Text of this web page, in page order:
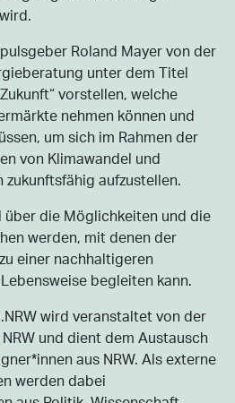
Roland Mayer von der
unter dem Titel
vorstellen, welche
nehmen können und
um sich im Rahmen der
von Klimawandel und
zukunftsfähig aufzustellen.
über die Möglichkeiten und die
werden, mit denen der
einer nachhaltigeren
begleiten kann.
wird veranstaltet von der
und dient dem Austausch
aus NRW. Als externe
werden dabei